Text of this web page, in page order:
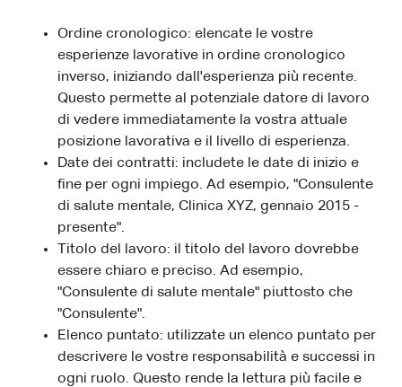
Ordine cronologico: elencate le vostre
esperienze lavorative in ordine cronologico
inverso, iniziando dall'esperienza più recente.
Questo permette al potenziale datore di lavoro
di vedere immediatamente la vostra attuale
posizione lavorativa e il livello di esperienza.
Date dei contratti: includete le date di inizio e
fine per ogni impiego. Ad esempio, "Consulente
di salute mentale, Clinica XYZ, gennaio 2015 -
presente".
Titolo del lavoro: il titolo del lavoro dovrebbe
essere chiaro e preciso. Ad esempio,
"Consulente di salute mentale" piuttosto che
"Consulente".
Elenco puntato: utilizzate un elenco puntato per
descrivere le vostre responsabilità e successi in
ogni ruolo. Questo rende la lettura più facile e